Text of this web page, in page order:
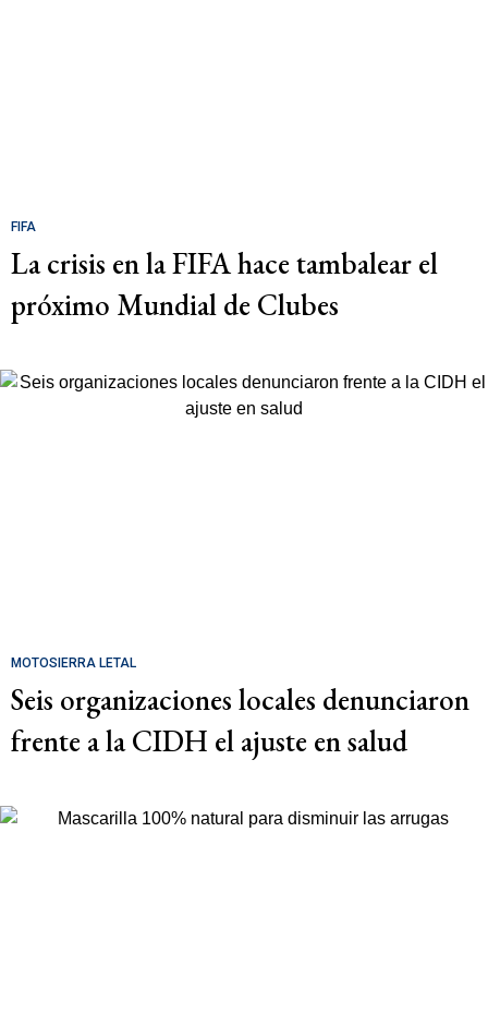
FIFA
La crisis en la FIFA hace tambalear el
próximo Mundial de Clubes
MOTOSIERRA LETAL
Seis organizaciones locales denunciaron
frente a la CIDH el ajuste en salud